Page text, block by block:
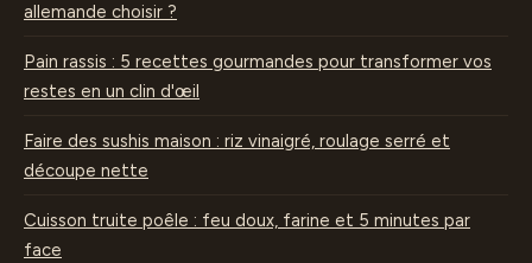
allemande choisir ?
Pain rassis : 5 recettes gourmandes pour transformer vos
restes en un clin d'œil
Faire des sushis maison : riz vinaigré, roulage serré et
découpe nette
Cuisson truite poêle : feu doux, farine et 5 minutes par
face